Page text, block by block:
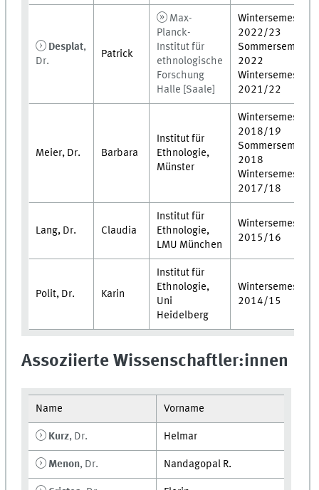
Desplat,
Dr.
Patrick
Max-
Planck-
Institut für
ethnologische
Forschung
Halle [Saale]
Wintersemester
2022/23
Sommersemester
2022
Wintersemester
2021/22
Meier, Dr. Barbara
Institut für
Ethnologie,
Münster
Wintersemester
2018/19
Sommersemester
2018
Wintersemester
2017/18
Lang, Dr. Claudia
Institut für
Ethnologie,
LMU München
Wintersemester
2015/16
Polit, Dr. Karin
Institut für
Ethnologie,
Uni
Heidelberg
Wintersemester
2014/15
Assoziierte Wissenschaftler:innen
Name Vorname
Kurz, Dr. Helmar
Menon, Dr. Nandagopal R.